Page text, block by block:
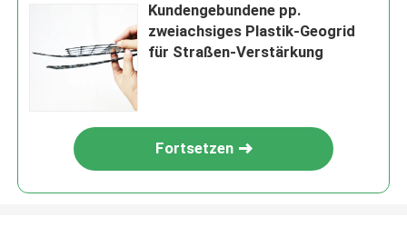
Kundengebundene pp.
zweiachsiges Plastik-Geogrid
für Straßen-Verstärkung
Fortsetzen